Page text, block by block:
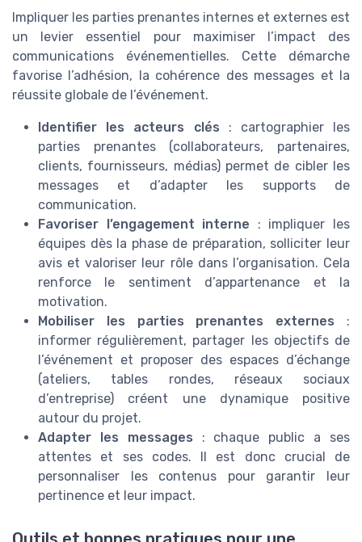
Impliquer les parties prenantes internes et externes est
un levier essentiel pour maximiser l’impact des
communications événementielles. Cette démarche
favorise l’adhésion, la cohérence des messages et la
réussite globale de l’événement.
Identifier les acteurs clés : cartographier les
parties prenantes (collaborateurs, partenaires,
clients, fournisseurs, médias) permet de cibler les
messages et d’adapter les supports de
communication.
Favoriser l’engagement interne : impliquer les
équipes dès la phase de préparation, solliciter leur
avis et valoriser leur rôle dans l’organisation. Cela
renforce le sentiment d’appartenance et la
motivation.
Mobiliser les parties prenantes externes :
informer régulièrement, partager les objectifs de
l’événement et proposer des espaces d’échange
(ateliers, tables rondes, réseaux sociaux
d’entreprise) créent une dynamique positive
autour du projet.
Adapter les messages : chaque public a ses
attentes et ses codes. Il est donc crucial de
personnaliser les contenus pour garantir leur
pertinence et leur impact.